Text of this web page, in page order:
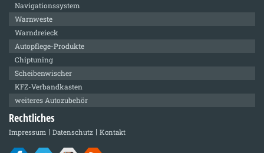
Navigationssystem
Warnweste
Warndreieck
Autopflege-Produkte
Chiptuning
Scheibenwischer
KFZ-Verbandkasten
weiteres Autozubehör
Rechtliches
Impressum Datenschutz Kontakt